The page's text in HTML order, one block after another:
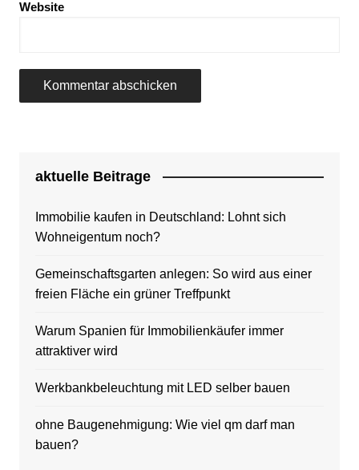
Website
aktuelle Beitrage
Immobilie kaufen in Deutschland: Lohnt sich
Wohneigentum noch?
Gemeinschaftsgarten anlegen: So wird aus einer
freien Fläche ein grüner Treffpunkt
Warum Spanien für Immobilienkäufer immer
attraktiver wird
Werkbankbeleuchtung mit LED selber bauen
ohne Baugenehmigung: Wie viel qm darf man
bauen?